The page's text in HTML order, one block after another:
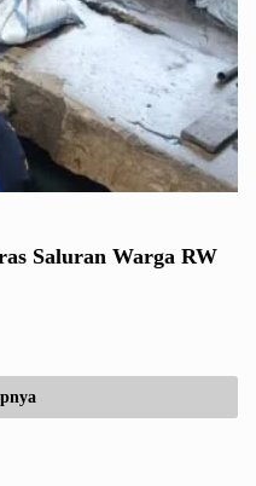
Saluran Warga RW